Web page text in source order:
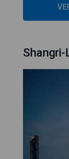
Shangri-